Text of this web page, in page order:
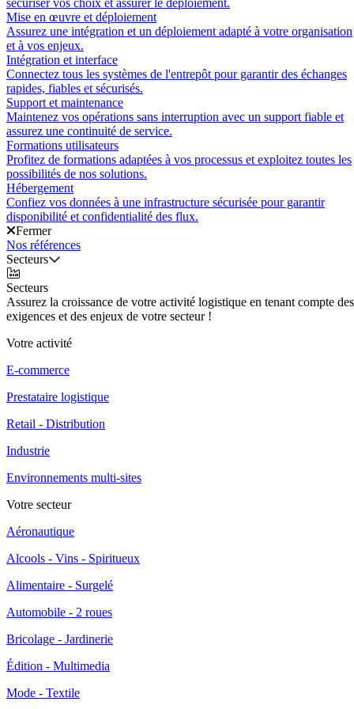
sécuriser vos choix et assurer le déploiement.
Mise en œuvre et déploiement
Assurez une intégration et un déploiement adapté à votre organisation
et à vos enjeux.
Intégration et interface
Connectez tous les systèmes de l'entrepôt pour garantir des échanges
rapides, fiables et sécurisés.
Support et maintenance
Maintenez vos opérations sans interruption avec un support fiable et
assurez une continuité de service.
Formations utilisateurs
Profitez de formations adaptées à vos processus et exploitez toutes les
possibilités de nos solutions.
Hébergement
Confiez vos données à une infrastructure sécurisée pour garantir
disponibilité et confidentialité des flux.
Fermer
Nos références
Secteurs
Secteurs
Assurez la croissance de votre activité logistique en tenant compte des
exigences et des enjeux de votre secteur !
Votre activité
E-commerce
Prestataire logistique
Retail - Distribution
Industrie
Environnements multi-sites
Votre secteur
Aéronautique
Alcools - Vins - Spiritueux
Alimentaire - Surgelé
Automobile - 2 roues
Bricolage - Jardinerie
Édition - Multimedia
Mode - Textile